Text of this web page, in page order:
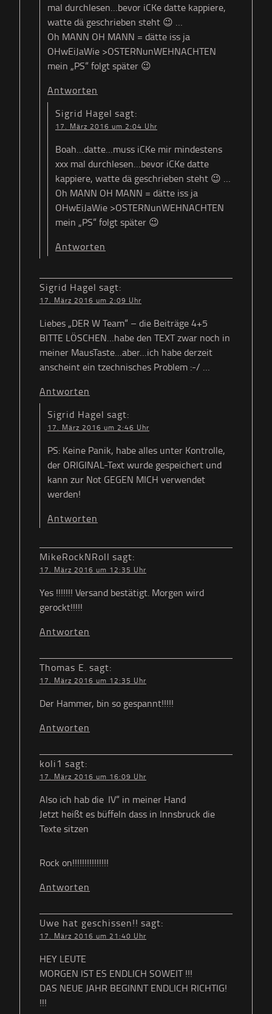
mal durchlesen…bevor iCKe datte kappiere,
watte dä geschrieben steht 😉 …
Oh MANN OH MANN = dätte iss ja
OHwEiJaWie >OSTERNunWEHNACHTEN
mein „PS“ folgt später 😉
Antworten
Sigrid Hagel sagt:
17. März 2016 um 2:04 Uhr
Boah…datte…muss iCKe mir mindestens
xxx mal durchlesen…bevor iCKe datte
kappiere, watte dä geschrieben steht 😉 …
Oh MANN OH MANN = dätte iss ja
OHwEiJaWie >OSTERNunWEHNACHTEN
mein „PS“ folgt später 😉
Antworten
Sigrid Hagel sagt:
17. März 2016 um 2:09 Uhr
Liebes „DER W Team“ – die Beiträge 4+5
BITTE LÖSCHEN…habe den TEXT zwar noch in
meiner MausTaste…aber…ich habe derzeit
anscheint ein tzechnisches Problem :-/ …
Antworten
Sigrid Hagel sagt:
17. März 2016 um 2:46 Uhr
PS: Keine Panik, habe alles unter Kontrolle,
der ORIGINAL-Text wurde gespeichert und
kann zur Not GEGEN MICH verwendet
werden!
Antworten
MikeRockNRoll sagt:
17. März 2016 um 12:35 Uhr
Yes !!!!!!! Versand bestätigt. Morgen wird
gerockt!!!!!
Antworten
Thomas E. sagt:
17. März 2016 um 12:35 Uhr
Der Hammer, bin so gespannt!!!!!
Antworten
koli1 sagt:
17. März 2016 um 16:09 Uhr
Also ich hab die ‚IV“ in meiner Hand
Jetzt heißt es büffeln dass in Innsbruck die
Texte sitzen
Rock on!!!!!!!!!!!!!!!
Antworten
Uwe hat geschissen!! sagt:
17. März 2016 um 21:40 Uhr
HEY LEUTE
MORGEN IST ES ENDLICH SOWEIT !!!
DAS NEUE JAHR BEGINNT ENDLICH RICHTIG!
!!!